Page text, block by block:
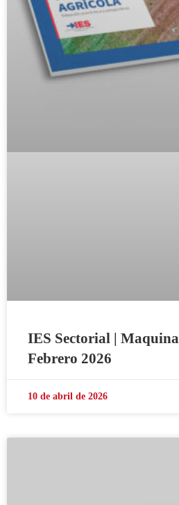
IES Sectorial |
Febrero 2026
10 de abril de 2026